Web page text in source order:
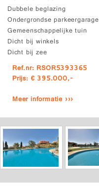
Dubbele beglazing
Ondergrondse parkeergarage
Gemeenschappelijke tuin
Dicht bij winkels
Dicht bij zee
Ref.nr: RSOR5393365
Prijs: € 395.000,-
Meer informatie ›››